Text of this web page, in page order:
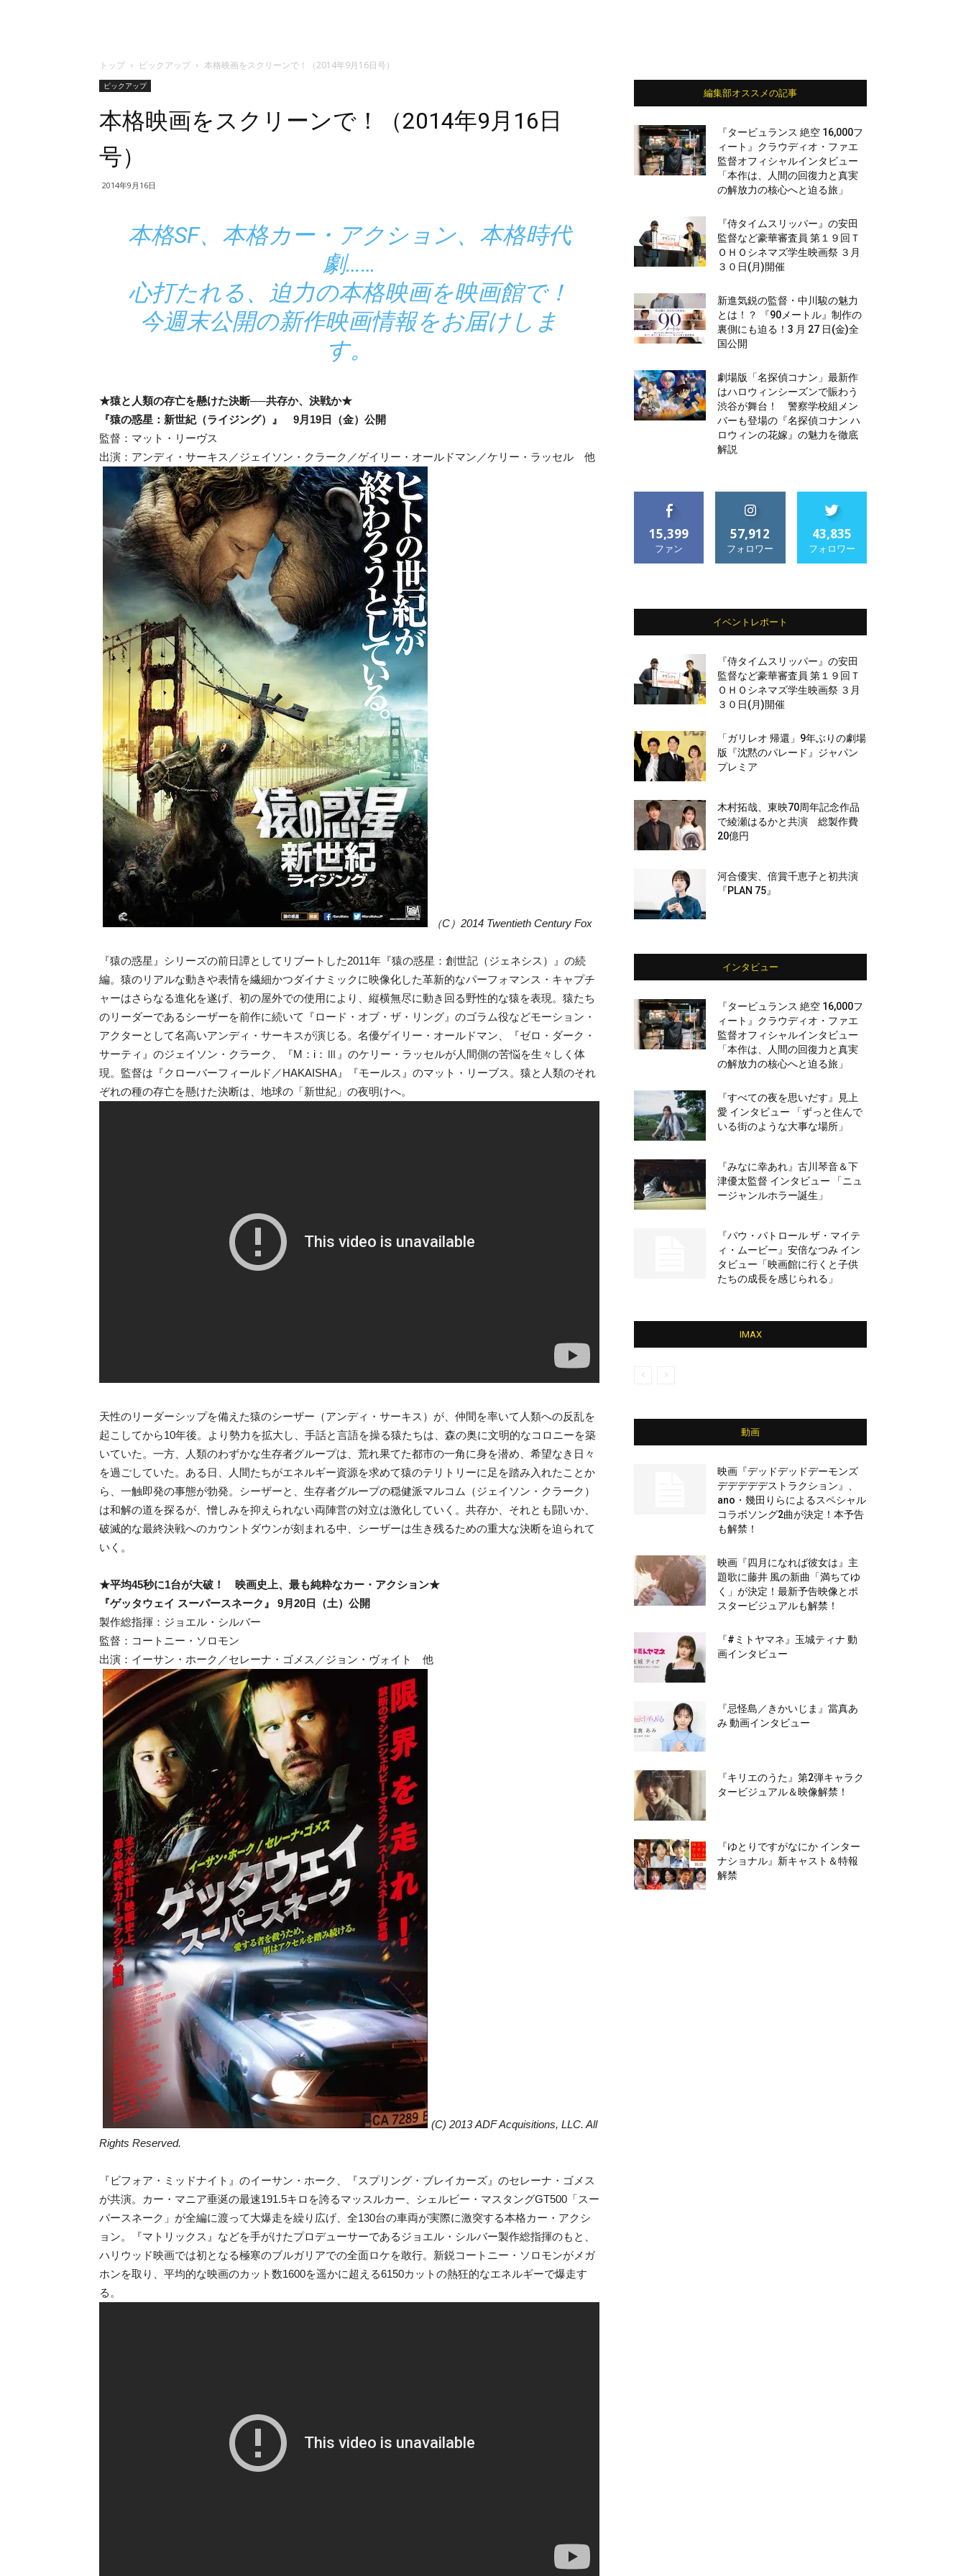
トップ ピックアップ 本格映画をスクリーンで！（2014年9月16日号）
ピックアップ
本格映画をスクリーンで！（2014年9月16日
号）
2014年9月16日
本格SF、本格カー・アクション、本格時代
劇……
心打たれる、迫力の本格映画を映画館で！
今週末公開の新作映画情報をお届けしま
す。
★猿と人類の存亡を懸けた決断──共存か、決戦か★
『猿の惑星：新世紀（ライジング）』 9月19日（金）公開
監督：マット・リーヴス
出演：アンディ・サーキス／ジェイソン・クラーク／ゲイリー・オールドマン／ケリー・ラッセル 他
（C）2014 Twentieth Century Fox
『猿の惑星』シリーズの前日譚としてリブートした2011年『猿の惑星：創世記（ジェネシス）』の続
編。猿のリアルな動きや表情を繊細かつダイナミックに映像化した革新的なパーフォマンス・キャプチ
ャーはさらなる進化を遂げ、初の屋外での使用により、縦横無尽に動き回る野性的な猿を表現。猿たち
のリーダーであるシーザーを前作に続いて『ロード・オブ・ザ・リング』のゴラム役などモーション・
アクターとして名高いアンディ・サーキスが演じる。名優ゲイリー・オールドマン、『ゼロ・ダーク・
サーティ』のジェイソン・クラーク、『M：i：Ⅲ』のケリー・ラッセルが人間側の苦悩を生々しく体
現。監督は『クローバーフィールド／HAKAISHA』『モールス』のマット・リーブス。猿と人類のそれ
ぞれの種の存亡を懸けた決断は、地球の「新世紀」の夜明けへ。
天性のリーダーシップを備えた猿のシーザー（アンディ・サーキス）が、仲間を率いて人類への反乱を
起こしてから10年後。より勢力を拡大し、手話と言語を操る猿たちは、森の奥に文明的なコロニーを築
いていた。一方、人類のわずかな生存者グループは、荒れ果てた都市の一角に身を潜め、希望なき日々
を過ごしていた。ある日、人間たちがエネルギー資源を求めて猿のテリトリーに足を踏み入れたことか
ら、一触即発の事態が勃発。シーザーと、生存者グループの穏健派マルコム（ジェイソン・クラーク）
は和解の道を探るが、憎しみを抑えられない両陣営の対立は激化していく。共存か、それとも闘いか、
破滅的な最終決戦へのカウントダウンが刻まれる中、シーザーは生き残るための重大な決断を迫られて
いく。
★平均45秒に1台が大破！ 映画史上、最も純粋なカー・アクション★
『ゲッタウェイ スーパースネーク』 9月20日（土）公開
製作総指揮：ジョエル・シルバー
監督：コートニー・ソロモン
出演：イーサン・ホーク／セレーナ・ゴメス／ジョン・ヴォイト 他
(C) 2013 ADF Acquisitions, LLC. All
Rights Reserved.
『ビフォア・ミッドナイト』のイーサン・ホーク、『スプリング・ブレイカーズ』のセレーナ・ゴメス
が共演。カー・マニア垂涎の最速191.5キロを誇るマッスルカー、シェルビー・マスタングGT500「スー
パースネーク」が全編に渡って大爆走を繰り広げ、全130台の車両が実際に激突する本格カー・アクシ
ョン。『マトリックス』などを手がけたプロデューサーであるジョエル・シルバー製作総指揮のもと、
ハリウッド映画では初となる極寒のブルガリアでの全面ロケを敢行。新鋭コートニー・ソロモンがメガ
ホンを取り、平均的な映画のカット数1600を遥かに超える6150カットの熱狂的なエネルギーで爆走す
る。
編集部オススメの記事
『タービュランス 絶空 16,000フ
ィート』クラウディオ・ファエ
監督オフィシャルインタビュー
「本作は、人間の回復力と真実
の解放力の核心へと迫る旅」
『侍タイムスリッパー』の安田
監督など豪華審査員 第１９回Ｔ
ＯＨＯシネマズ学生映画祭 ３月
３０日(月)開催
新進気鋭の監督・中川駿の魅力
とは！？ 『90メートル』制作の
裏側にも迫る！3 月 27 日(金)全
国公開
劇場版「名探偵コナン」最新作
はハロウィンシーズンで賑わう
渋谷が舞台！ 警察学校組メン
バーも登場の『名探偵コナン ハ
ロウィンの花嫁』の魅力を徹底
解説
15,399
ファン
57,912
フォロワー
43,835
フォロワー
イベントレポート
『侍タイムスリッパー』の安田
監督など豪華審査員 第１９回Ｔ
ＯＨＯシネマズ学生映画祭 ３月
３０日(月)開催
「ガリレオ 帰還」9年ぶりの劇場
版『沈黙のパレード』ジャパン
プレミア
木村拓哉、東映70周年記念作品
で綾瀬はるかと共演 総製作費
20億円
河合優実、倍賞千恵子と初共演
『PLAN 75』
インタビュー
『タービュランス 絶空 16,000フ
ィート』クラウディオ・ファエ
監督オフィシャルインタビュー
「本作は、人間の回復力と真実
の解放力の核心へと迫る旅」
『すべての夜を思いだす』見上
愛 インタビュー 「ずっと住んで
いる街のような大事な場所」
『みなに幸あれ』古川琴音＆下
津優太監督 インタビュー 「ニュ
ージャンルホラー誕生」
『パウ・パトロール ザ・マイテ
ィ・ムービー』安倍なつみ イン
タビュー「映画館に行くと子供
たちの成長を感じられる」
IMAX
動画
映画『デッドデッドデーモンズ
デデデデデストラクション』、
ano・幾田りらによるスペシャル
コラボソング2曲が決定！本予告
も解禁！
映画『四月になれば彼女は』主
題歌に藤井 風の新曲「満ちてゆ
く」が決定！最新予告映像とポ
スタービジュアルも解禁！
『#ミトヤマネ』玉城ティナ 動
画インタビュー
『忌怪島／きかいじま』當真あ
み 動画インタビュー
『キリエのうた』第2弾キャラク
タービジュアル＆映像解禁！
『ゆとりですがなにか インター
ナショナル』新キャスト＆特報
解禁